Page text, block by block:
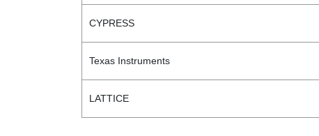
CYPRESS
Texas Instruments
LATTICE